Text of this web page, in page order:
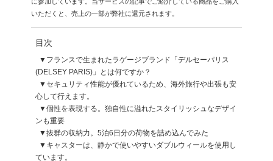
いただくと、売上の一部が弊社に還元されます。
目次
フランスで生まれたラゲージブランド「デルセーパリス
(DELSEY PARIS)」とは何ですか？
セキュリティ性能が優れているため、海外旅行や出張も安
心して行えます。
個性を表現する。独自性に溢れたスタイリッシュなデザイ
ンも重要
抜群の収納力。5泊6日分の荷物を詰め込んでみた
キャスターは、静かで使いやすいダブルウィールを使用し
ています。